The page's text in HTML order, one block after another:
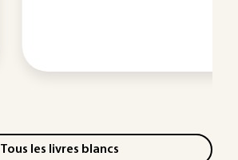
Tous les livres blancs